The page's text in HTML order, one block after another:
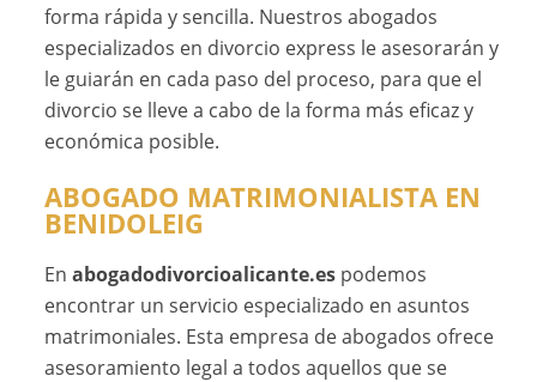
forma rápida y sencilla. Nuestros abogados
especializados en divorcio express le asesorarán y
le guiarán en cada paso del proceso, para que el
divorcio se lleve a cabo de la forma más eficaz y
económica posible.
ABOGADO MATRIMONIALISTA EN
BENIDOLEIG
Enabogadodivorcioalicante.es podemos
encontrar un servicio especializado en asuntos
matrimoniales. Esta empresa de abogados ofrece
asesoramiento legal a todos aquellos que se